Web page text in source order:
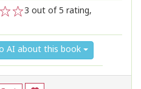
3 out of 5 rating,
AI about this book